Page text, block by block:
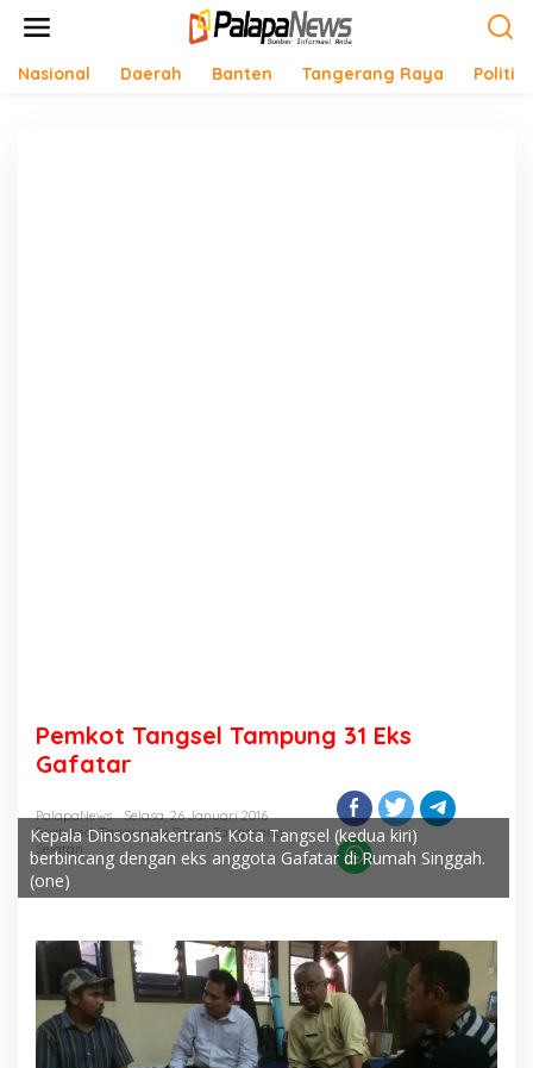
Nasional Daerah Banten Tangerang Raya Politik
Pemkot Tangsel Tampung 31 Eks
Gafatar
PalapaNews
Selasa, 26 Januari 2016
Featured,Tangerang Raya,Tangerang
Selatan
Kepala Dinsosnakertrans Kota Tangsel (kedua kiri)
berbincang dengan eks anggota Gafatar di Rumah Singgah.
(one)